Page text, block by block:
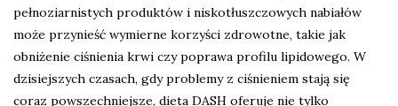
pełnoziarnistych produktów i niskotłuszczowych nabiałów
może przynieść wymierne korzyści zdrowotne, takie jak
obniżenie ciśnienia krwi czy poprawa profilu lipidowego. W
dzisiejszych czasach, gdy problemy z ciśnieniem stają się
coraz powszechniejsze, dieta DASH oferuje nie tylko